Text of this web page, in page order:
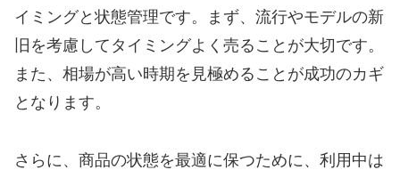
イミングと状態管理です。まず、流行やモデルの新
旧を考慮してタイミングよく売ることが大切です。
また、相場が高い時期を見極めることが成功のカギ
となります。
さらに、商品の状態を最適に保つために、利用中は